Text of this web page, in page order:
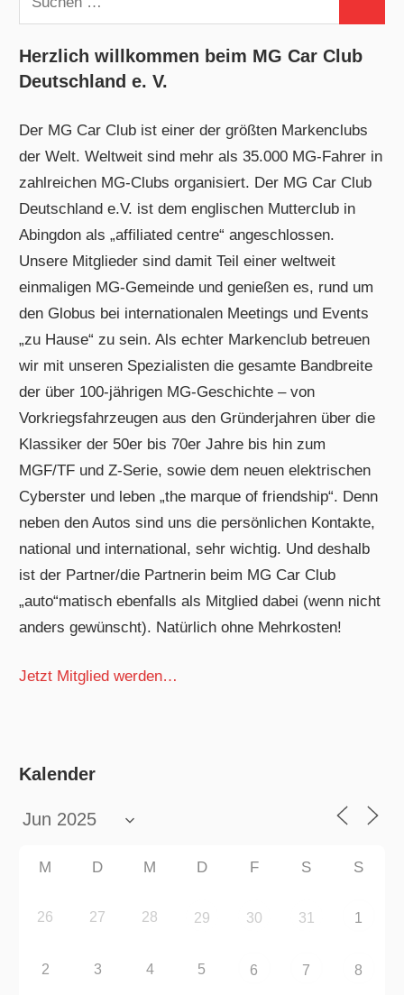
nach:
Herzlich willkommen beim MG Car Club
Deutschland e. V.
Der MG Car Club ist einer der größten Markenclubs
der Welt. Weltweit sind mehr als 35.000 MG-Fahrer in
zahlreichen MG-Clubs organisiert. Der MG Car Club
Deutschland e.V. ist dem englischen Mutterclub in
Abingdon als „affiliated centre“ angeschlossen.
Unsere Mitglieder sind damit Teil einer weltweit
einmaligen MG-Gemeinde und genießen es, rund um
den Globus bei internationalen Meetings und Events
„zu Hause“ zu sein. Als echter Markenclub betreuen
wir mit unseren Spezialisten die gesamte Bandbreite
der über 100-jährigen MG-Geschichte – von
Vorkriegsfahrzeugen aus den Gründerjahren über die
Klassiker der 50er bis 70er Jahre bis hin zum
MGF/TF und Z-Serie, sowie dem neuen elektrischen
Cyberster und leben „the marque of friendship“. Denn
neben den Autos sind uns die persönlichen Kontakte,
national und international, sehr wichtig. Und deshalb
ist der Partner/die Partnerin beim MG Car Club
„auto“matisch ebenfalls als Mitglied dabei (wenn nicht
anders gewünscht). Natürlich ohne Mehrkosten!
Jetzt Mitglied werden…
Kalender
M D M D F S S
26 27 28 29 30 31 1
2 3 4 5 6 7 8